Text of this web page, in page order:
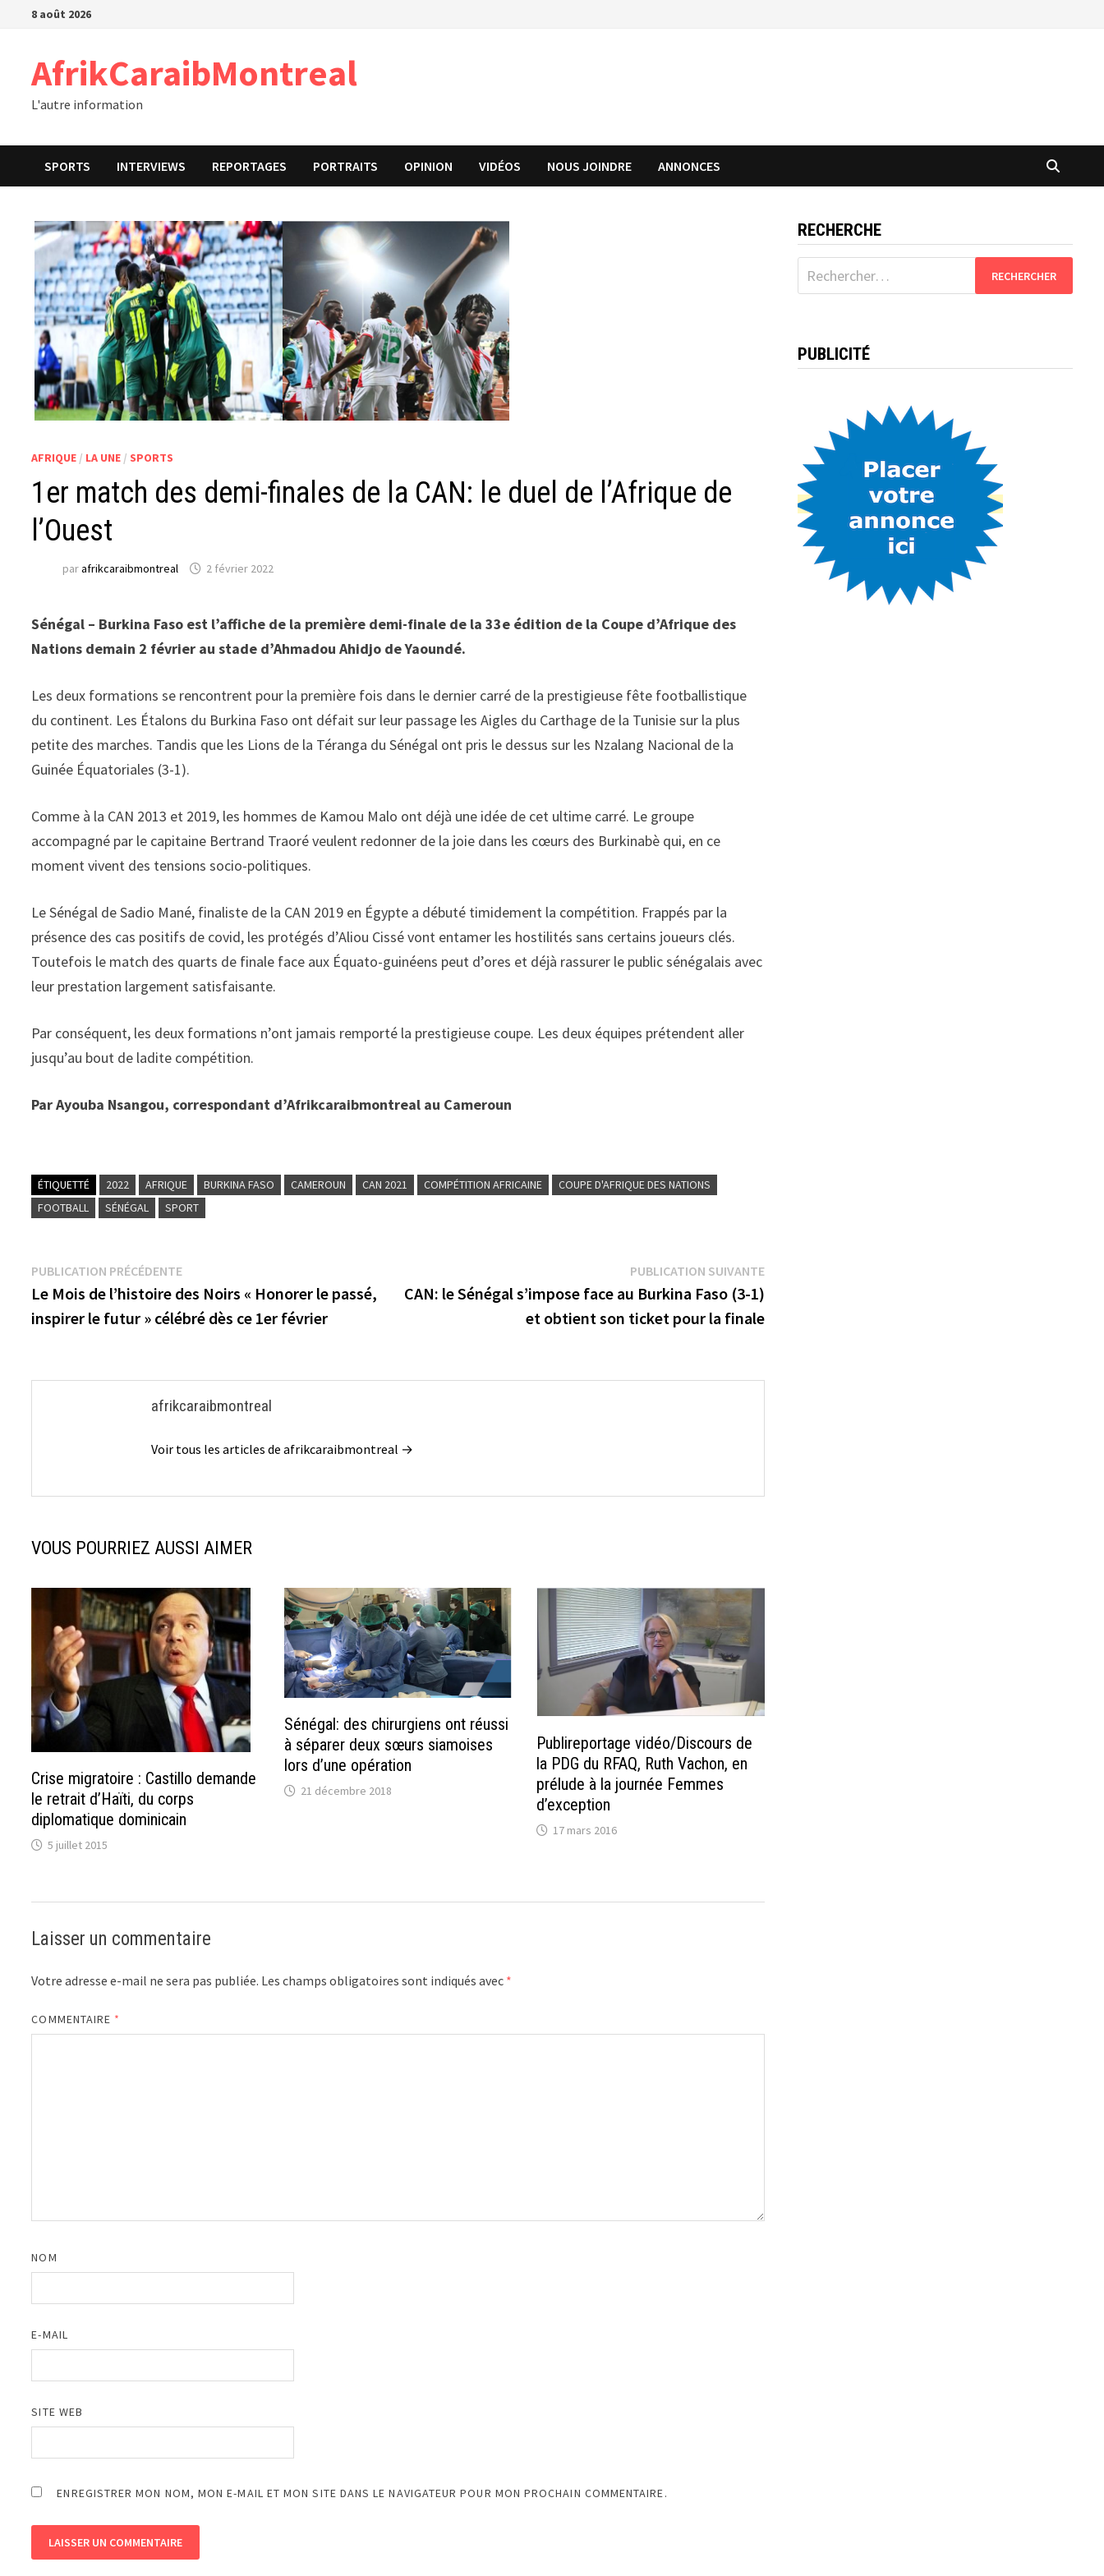
Passer8 août 2026
AfrikCaraibMontreal
L'autre information
SPORTS INTERVIEWS REPORTAGES PORTRAITS OPINION VIDÉOS NOUS JOINDRE ANNONCES
AFRIQUE / LA UNE / SPORTS
1er match des demi-finales de la CAN: le duel de l’Afrique de
l’Ouest
parafrikcaraibmontreal 2 février 2022
Sénégal – Burkina Faso est l’affiche de la première demi-finale de la 33e édition de la Coupe d’Afrique des
Nations demain 2 février au stade d’Ahmadou Ahidjo de Yaoundé.
Les deux formations se rencontrent pour la première fois dans le dernier carré de la prestigieuse fête footballistique
du continent. Les Étalons du Burkina Faso ont défait sur leur passage les Aigles du Carthage de la Tunisie sur la plus
petite des marches. Tandis que les Lions de la Téranga du Sénégal ont pris le dessus sur les Nzalang Nacional de la
Guinée Équatoriales (3-1).
Comme à la CAN 2013 et 2019, les hommes de Kamou Malo ont déjà une idée de cet ultime carré. Le groupe
accompagné par le capitaine Bertrand Traoré veulent redonner de la joie dans les cœurs des Burkinabè qui, en ce
moment vivent des tensions socio-politiques.
Le Sénégal de Sadio Mané, finaliste de la CAN 2019 en Égypte a débuté timidement la compétition. Frappés par la
présence des cas positifs de covid, les protégés d’Aliou Cissé vont entamer les hostilités sans certains joueurs clés.
Toutefois le match des quarts de finale face aux Équato-guinéens peut d’ores et déjà rassurer le public sénégalais avec
leur prestation largement satisfaisante.
Par conséquent, les deux formations n’ont jamais remporté la prestigieuse coupe. Les deux équipes prétendent aller
jusqu’au bout de ladite compétition.
Par Ayouba Nsangou, correspondant d’Afrikcaraibmontreal au Cameroun
ÉTIQUETTÉ 2022 AFRIQUE BURKINA FASO CAMEROUN CAN 2021 COMPÉTITION AFRICAINE
COUPE D'AFRIQUE DES NATIONS
FOOTBALL
SÉNÉGAL SPORT
Navigation
de
l’article
PUBLICATION PRÉCÉDENTEPublication
précédente :
Le Mois de l’histoire des Noirs « Honorer le passé,
inspirer le futur » célébré dès ce 1er février
PUBLICATION SUIVANTEPublication
suivante :
CAN: le Sénégal s’impose face au Burkina Faso (3-1)
et obtient son ticket pour la finale
afrikcaraibmontreal
Voir tous les articles de afrikcaraibmontreal →
VOUS POURRIEZ AUSSI AIMER
Crise migratoire : Castillo demande
le retrait d’Haïti, du corps
diplomatique dominicain
5 juillet 2015
Sénégal: des chirurgiens ont réussi
à séparer deux sœurs siamoises
lors d’une opération
21 décembre 2018
Publireportage vidéo/Discours de
la PDG du RFAQ, Ruth Vachon, en
prélude à la journée Femmes
d’exception
17 mars 2016
Laisser un commentaire
Votre adresse e-mail ne sera pas publiée. Les champs obligatoires sont indiqués avec *
COMMENTAIRE *
NOM
E-MAIL
SITE WEB
ENREGISTRER MON NOM, MON E-MAIL ET MON SITE DANS LE NAVIGATEUR POUR MON PROCHAIN COMMENTAIRE.
RECHERCHE
Rechercher :
PUBLICITÉ